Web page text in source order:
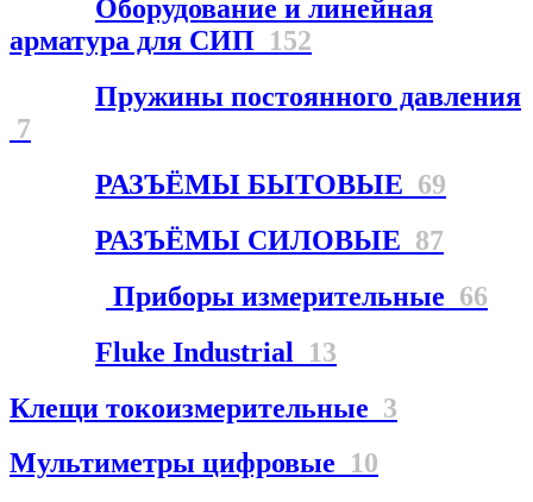
Оборудование и линейная
арматура для СИП 152
Пружины постоянного давления
7
РАЗЪЁМЫ БЫТОВЫЕ 69
РАЗЪЁМЫ СИЛОВЫЕ 87
Приборы измерительные 66
Fluke Industrial 13
Клещи токоизмерительные 3
Мультиметры цифровые 10